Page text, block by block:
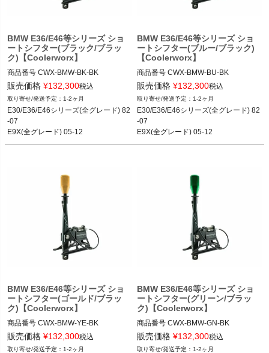
BMW E36/E46等シリーズ ショ
ートシフター(ブラック/ブラッ
ク)【Coolerworx】
商品番号 CWX-BMW-BK-BK
CWX-BMW-BK-BK
販売価格 ¥132,300税込
1-2ヶ月
E30/E36/E46シリーズ(全グレード) 82
-07
E9X(全グレード) 05-12
BMW E36/E46等シリーズ ショ
ートシフター(ブルー/ブラック)
【Coolerworx】
商品番号 CWX-BMW-BU-BK
CWX-BMW-BU-BK
販売価格 ¥132,300税込
1-2ヶ月
E30/E36/E46シリーズ(全グレード) 82
-07
E9X(全グレード) 05-12
BMW E36/E46等シリーズ ショ
ートシフター(ゴールド/ブラッ
ク)【Coolerworx】
商品番号 CWX-BMW-YE-BK
CWX-BMW-YE-BK
販売価格 ¥132,300税込
1-2ヶ月
BMW E36/E46等シリーズ ショ
ートシフター(グリーン/ブラッ
ク)【Coolerworx】
商品番号 CWX-BMW-GN-BK
CWX-BMW-GN-BK
販売価格 ¥132,300税込
1-2ヶ月